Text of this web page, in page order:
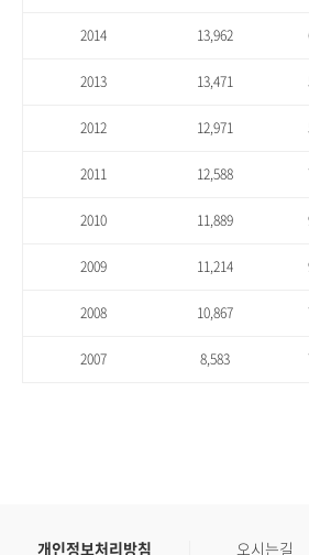
2014 13,962
2013 13,471
2012 12,971
2011 12,588
2010 11,889
2009 11,214
2008 10,867
2007 8,583
개인정보처리방침 오시는길